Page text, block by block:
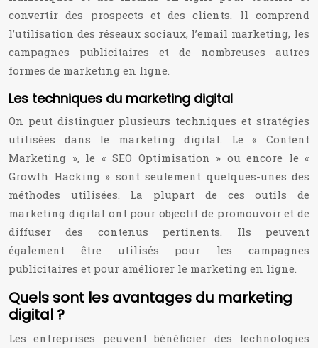
convertir des prospects et des clients. Il comprend
l’utilisation des réseaux sociaux, l’email marketing, les
campagnes publicitaires et de nombreuses autres
formes de marketing en ligne.
Les techniques du marketing digital
On peut distinguer plusieurs techniques et stratégies
utilisées dans le marketing digital. Le « Content
Marketing », le « SEO Optimisation » ou encore le «
Growth Hacking » sont seulement quelques-unes des
méthodes utilisées. La plupart de ces outils de
marketing digital ont pour objectif de promouvoir et de
diffuser des contenus pertinents. Ils peuvent
également être utilisés pour les campagnes
publicitaires et pour améliorer le marketing en ligne.
Quels sont les avantages du marketing
digital ?
Les entreprises peuvent bénéficier des technologies